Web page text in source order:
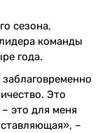
сезона,
команды
года.
Это
это для меня
–